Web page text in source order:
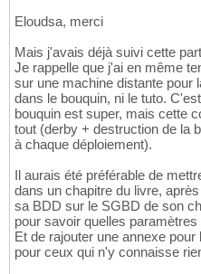
Eloudsa, merci
Mais j'avais déjà suivi cette
Je rappelle que j'ai en même
sur une machine distante pour
dans le bouquin, ni le tuto.
bouquin est super, mais cette
tout (derby + destruction de la
à chaque déploiement).
Il aurais été préférable de
dans un chapitre du livre,
sa BDD sur le SGBD de son
pour savoir quelles
Et de rajouter une annexe
pour ceux qui n'y connaisse